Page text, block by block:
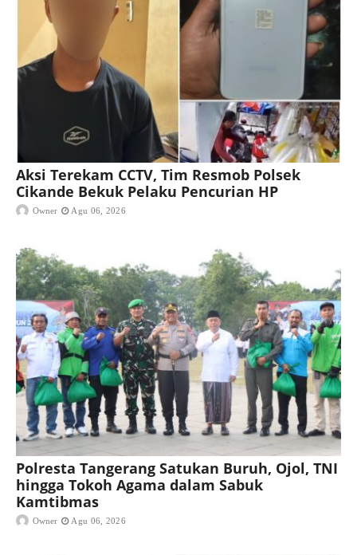
Aksi Terekam CCTV, Tim Resmob Polsek
Cikande Bekuk Pelaku Pencurian HP
Owner Agu 06, 2026
Polresta Tangerang Satukan Buruh, Ojol, TNI
hingga Tokoh Agama dalam Sabuk
Kamtibmas
Owner Agu 06, 2026